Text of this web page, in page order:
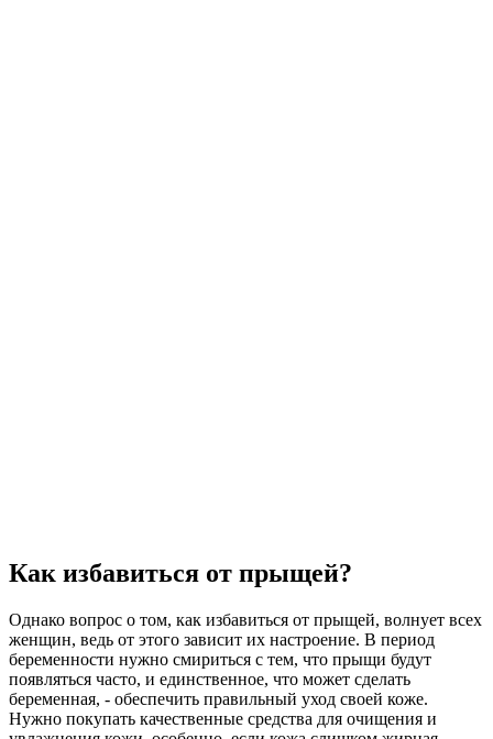
Как избавиться от прыщей?
Однако вопрос о том, как избавиться от прыщей, волнует всех
женщин, ведь от этого зависит их настроение. В период
беременности нужно смириться с тем, что прыщи будут
появляться часто, и единственное, что может сделать
беременная, - обеспечить правильный уход своей коже.
Нужно покупать качественные средства для очищения и